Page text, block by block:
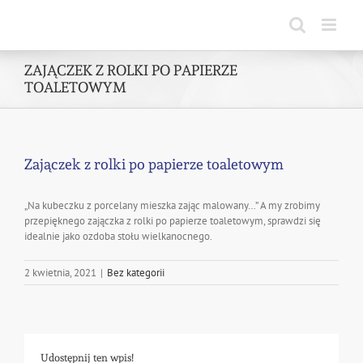
ZAJĄCZEK Z ROLKI PO PAPIERZE
TOALETOWYM
Zajączek z rolki po papierze toaletowym
„Na kubeczku z porcelany mieszka zając malowany…” A my zrobimy
przepięknego zajączka z rolki po papierze toaletowym, sprawdzi się
idealnie jako ozdoba stołu wielkanocnego.
2 kwietnia, 2021 | Bez kategorii
Udostępnij ten wpis!